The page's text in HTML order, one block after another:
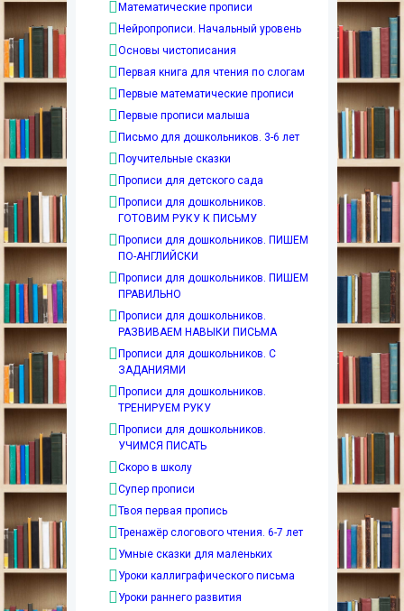
Математические прописи
Нейропрописи. Начальный уровень
Основы чистописания
Первая книга для чтения по слогам
Первые математические прописи
Первые прописи малыша
Письмо для дошкольников. 3-6 лет
Поучительные сказки
Прописи для детского сада
Прописи для дошкольников.
ГОТОВИМ РУКУ К ПИСЬМУ
Прописи для дошкольников. ПИШЕМ
ПО-АНГЛИЙСКИ
Прописи для дошкольников. ПИШЕМ
ПРАВИЛЬНО
Прописи для дошкольников.
РАЗВИВАЕМ НАВЫКИ ПИСЬМА
Прописи для дошкольников. С
ЗАДАНИЯМИ
Прописи для дошкольников.
ТРЕНИРУЕМ РУКУ
Прописи для дошкольников.
УЧИМСЯ ПИСАТЬ
Скоро в школу
Супер прописи
Твоя первая пропись
Тренажёр слогового чтения. 6-7 лет
Умные сказки для маленьких
Уроки каллиграфического письма
Уроки раннего развития